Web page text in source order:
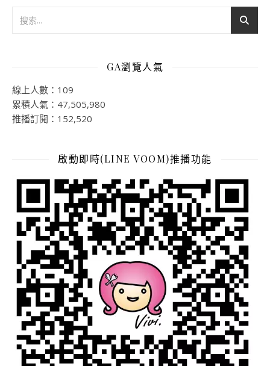
GA瀏覽人氣
線上人數：109
累積人氣：47,505,980
推播訂閱：152,520
啟動即時(LINE VOOM)推播功能